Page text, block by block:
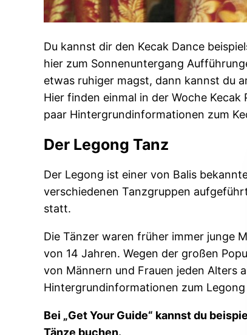
Du kannst dir den Kecak Dance
hier zum Sonnenuntergang
etwas ruhiger magst, dann kannst du
Hier finden einmal in der Woche
paar Hintergrundinformationen zum
Der Legong Tanz
Der Legong ist einer von Balis
verschiedenen Tanzgruppen
statt.
Die Tänzer waren früher immer junge
von 14 Jahren. Wegen der großen
von Männern und Frauen jeden Alters
Hintergrundinformationen zum Legong
Bei „Get Your Guide“ kannst du
Tänze buchen.